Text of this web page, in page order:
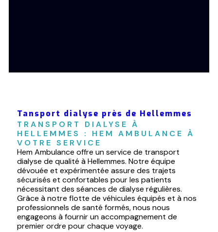
Tansport dialyse près de Hellemmes
TRANSPORT DIALYSE À
HELLEMMES : HEM AMBULANCE À
VOTRE SERVICE
Hem Ambulance offre un service de transport
dialyse de qualité à Hellemmes. Notre équipe
dévouée et expérimentée assure des trajets
sécurisés et confortables pour les patients
nécessitant des séances de dialyse régulières.
Grâce à notre flotte de véhicules équipés et à nos
professionnels de santé formés, nous nous
engageons à fournir un accompagnement de
premier ordre pour chaque voyage.